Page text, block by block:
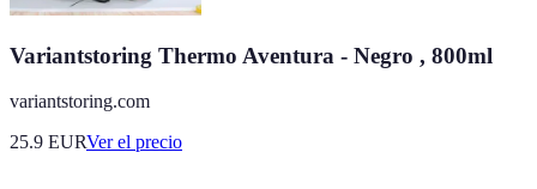
Variantstoring Thermo Aventura - Negro , 800ml
variantstoring.com
25.9 EURVer el precio